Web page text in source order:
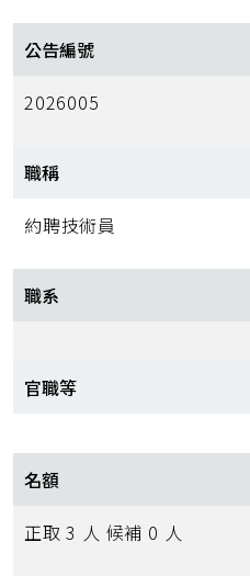
公告編號
2026005
職稱
約聘技術員
職系
官職等
名額
正取 3 人 候補 0 人